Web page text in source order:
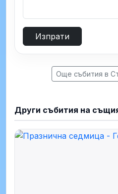
Изпрати
Още събития в
Други събития на